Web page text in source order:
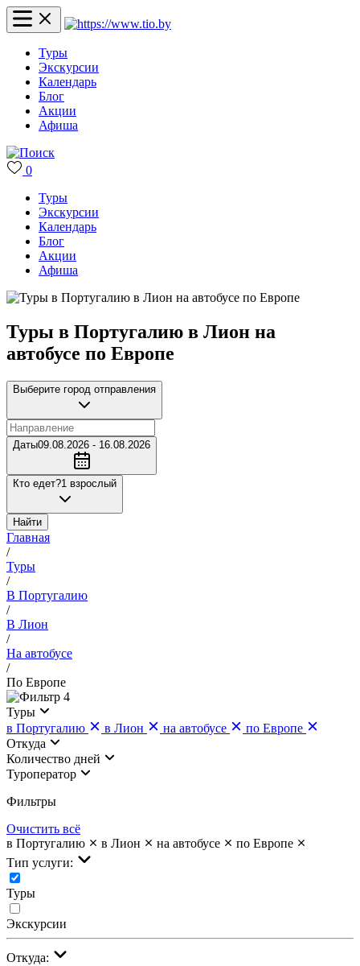
Туры
Экскурсии
Календарь
Блог
Акции
Афиша
0
Туры
Экскурсии
Календарь
Блог
Акции
Афиша
Туры в Португалию в Лион на
автобусе по Европе
Выберите город отправления
Даты09.08.2026 - 16.08.2026
Кто едет?1 взрослый
Найти
Главная
/
Туры
/
В Португалию
/
В Лион
/
На автобусе
/
По Европе
4
Туры
в Португалию
в Лион на автобусе
по Европе
Откуда
Количество дней
Туроператор
Фильтры
Очистить всё
в Португалию
в Лион на автобусе
по Европе
Тип услуги:
Туры
Экскурсии
Откуда: